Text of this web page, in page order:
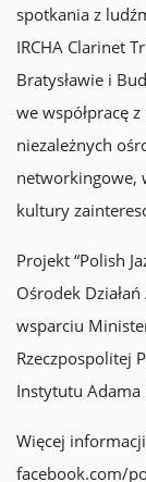
spotkania z
IRCHA Clarinet
Bratysławie i
we współpracę
niezależnych
networkingowe,
kultury
Projekt “Polish
Ośrodek
wsparciu
Rzeczpospolitej
Instytutu Adama
Więcej
facebook.com/